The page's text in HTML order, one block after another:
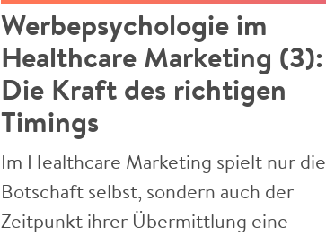
Werbepsychologie im
Healthcare Marketing (3):
Die Kraft des richtigen
Timings
Im Healthcare Marketing spielt nur die
Botschaft selbst, sondern auch der
Zeitpunkt ihrer Übermittlung eine